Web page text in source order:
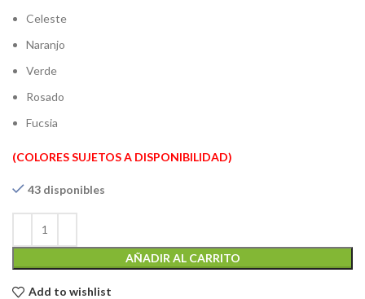
Celeste
Naranjo
Verde
Rosado
Fucsia
(COLORES SUJETOS A DISPONIBILIDAD)
43 disponibles
AÑADIR AL CARRITO
Add to wishlist